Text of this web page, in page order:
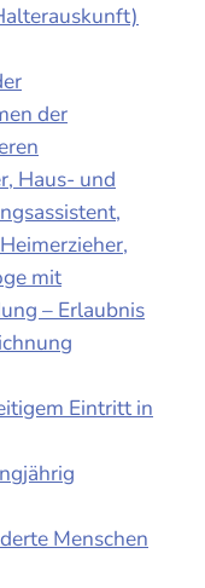
der
Haus- und
mit
– Erlaubnis
Eintritt in
Menschen